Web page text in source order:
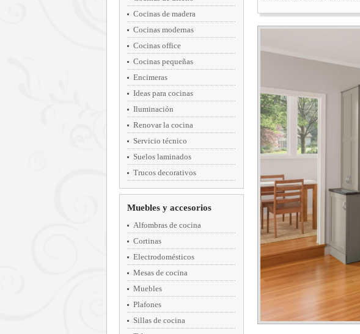
Cocinas de madera
Cocinas modernas
Cocinas office
Cocinas pequeñas
Encimeras
Ideas para cocinas
Iluminación
Renovar la cocina
Servicio técnico
Suelos laminados
Trucos decorativos
Muebles y accesorios
Alfombras de cocina
Cortinas
Electrodomésticos
Mesas de cocina
Muebles
Plafones
Sillas de cocina